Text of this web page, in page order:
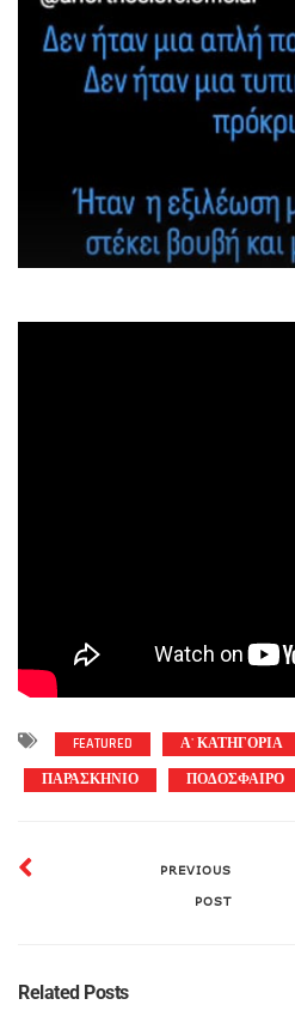
FEATURED Α' ΚΑΤΗΓΟΡΙΑ
ΠΑΡΑΣΚΗΝΙΟ
ΠΟΔΟΣΦΑΙΡΟ
PREVIOUS
POST
Related Posts